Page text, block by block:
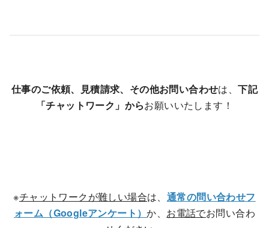
仕事のご依頼、見積請求、その他お問い合わせは、下記
「チャットワーク」からお願いいたします！
※チャットワークが難しい場合は、 通常の問い合わせフ
ォーム（Googleアンケート）か、 お電話でお問い合わ